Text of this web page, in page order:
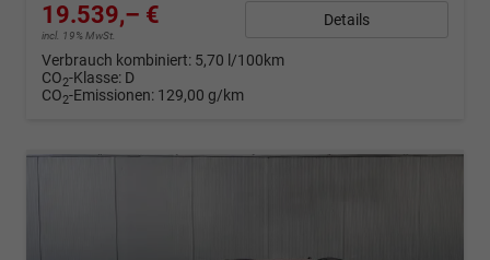
19.539,– €
incl. 19% MwSt.
Details
Verbrauch kombiniert: 5,70 l/100km
CO2-Klasse: D
CO2-Emissionen: 129,00 g/km